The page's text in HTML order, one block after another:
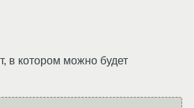
в котором можно будет